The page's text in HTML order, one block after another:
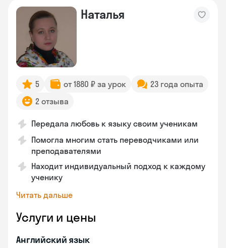
Наталья
5 от 1880 ₽ за урок
23 года опыта
2 отзыва
Передала любовь к языку своим ученикам
Помогла многим стать переводчиками или
преподавателями
Находит индивидуальный подход к каждому
ученику
Читать дальше
Услуги и цены
Английский язык